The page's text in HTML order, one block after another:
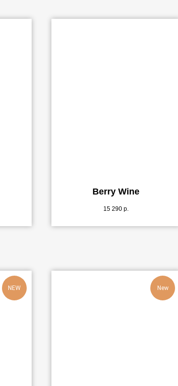
Berry Wine
15 290 р.
NEW New